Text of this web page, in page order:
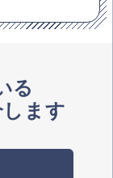
る
ます